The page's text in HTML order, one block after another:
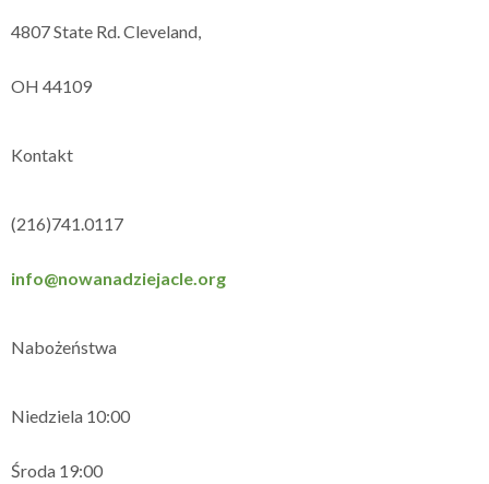
4807 State Rd. Cleveland,
OH 44109
Kontakt
(216)741.0117
info@nowanadziejacle.org
Nabożeństwa
Niedziela 10:00
Środa 19:00